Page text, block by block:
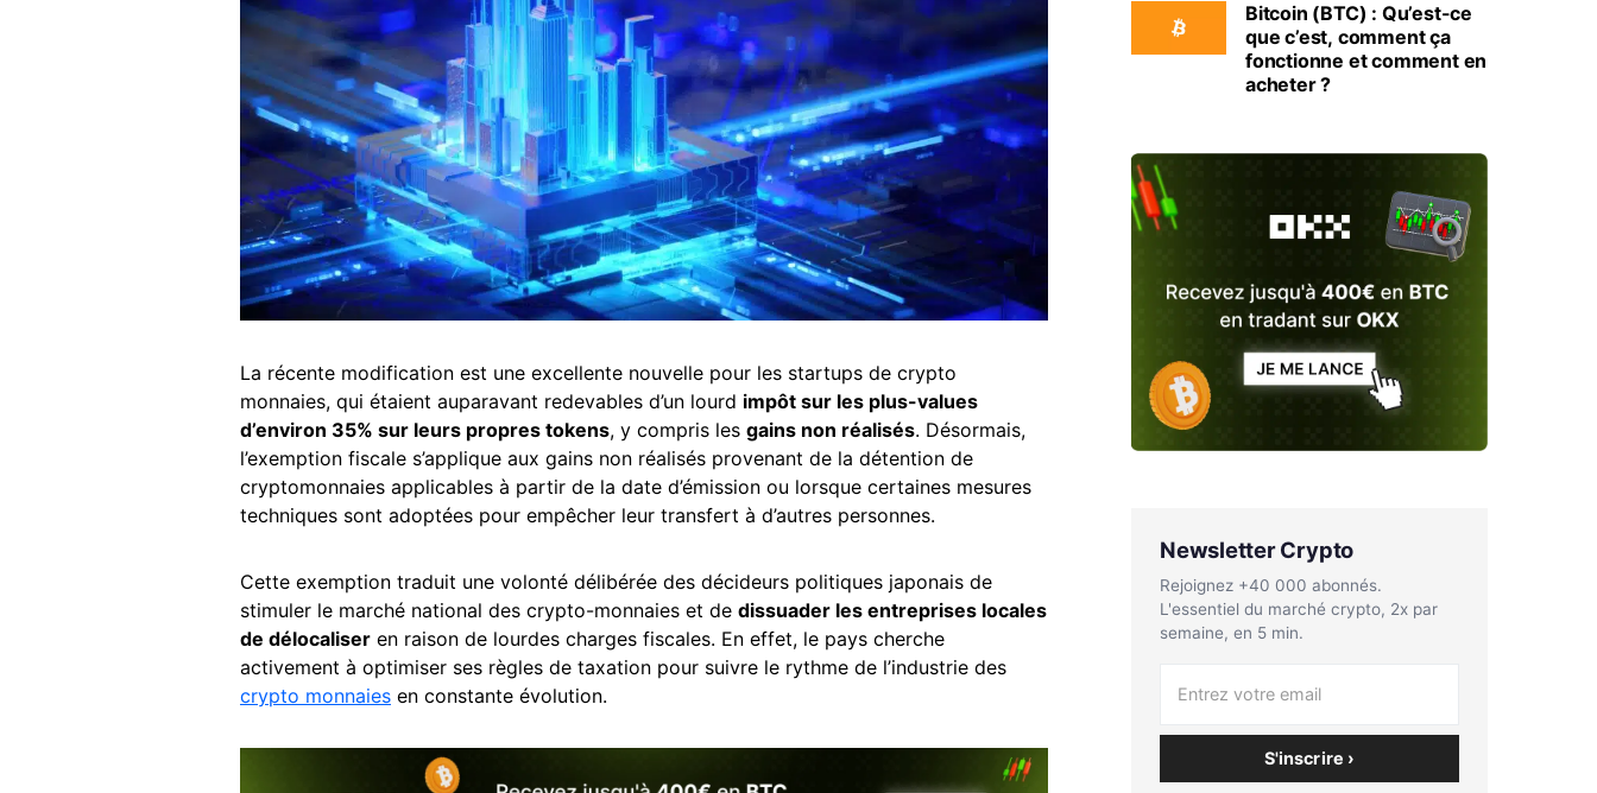
La récente modification est une excellente nouvelle pour les startups de crypto
monnaies, qui étaient auparavant redevables d’un lourd impôt sur les plus-values
d’environ 35% sur leurs propres tokens, y compris les gains non réalisés. Désormais,
l’exemption fiscale s’applique aux gains non réalisés provenant de la détention de
cryptomonnaies applicables à partir de la date d’émission ou lorsque certaines mesures
techniques sont adoptées pour empêcher leur transfert à d’autres personnes.
Cette exemption traduit une volonté délibérée des décideurs politiques japonais de
stimuler le marché national des crypto-monnaies et de dissuader les entreprises locales
de délocaliser en raison de lourdes charges fiscales. En effet, le pays cherche
activement à optimiser ses règles de taxation pour suivre le rythme de l’industrie des
crypto monnaies en constante évolution.
Bitcoin (BTC) : Qu’est-ce
que c’est, comment ça
fonctionne et comment en
acheter ?
Newsletter Crypto
Rejoignez +40 000 abonnés.
L'essentiel du marché crypto, 2x par
semaine, en 5 min.
S'inscrire ›